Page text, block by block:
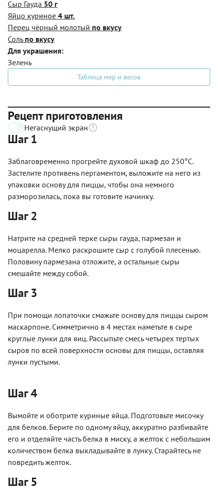
Сыр Гауда 50 г
Яйцо куриное 4 шт.
Перец чёрный молотый по вкусу
Соль по вкусу
Для украшения:
Зелень
Таблица мер и весов
Рецепт приготовления
Негаснущий экран
Шаг 1
Заблаговременно прогрейте духовой шкаф до 250°С.
Застелите противень пергаментом, выложите на него из
упаковки основу для пиццы, чтобы она немного
разморозилась, пока вы готовите начинку.
Шаг 2
Натрите на средней терке сыры гауда, пармезан и
моцарелла. Мелко раскрошите сыр с голубой плесенью.
Половину пармезана отложите, а остальные сыры
смешайте между собой.
Шаг 3
При помощи лопаточки смажьте основу для пиццы сыром
маскарпоне. Симметрично в 4 местах наметьте в сыре
круглые лунки для яиц. Рассыпьте смесь четырех тертых
сыров по всей поверхности основы для пиццы, оставляя
лунки пустыми.
Шаг 4
Вымойте и оботрите куриные яйца. Подготовьте мисочку
для белков. Берите по одному яйцу, аккуратно разбивайте
его и отделяйте часть белка в миску, а желток с небольшим
количеством белка выкладывайте в лунку. Старайтесь не
повредить желток.
Шаг 5